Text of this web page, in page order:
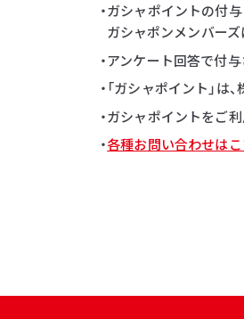
・ガシャポイントの付
ガシャポンメンバー
・アンケート回答で付
・「ガシャポイント」
・ガシャポイントをご
・各種お問い合わせは